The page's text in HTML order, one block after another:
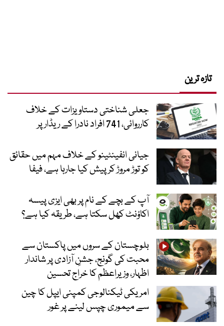
تازہ ترین
جعلی شناختی دستاویزات کے خلاف
کارروائی، 741 افراد نادرا کے ریڈار پر
جیانی انفینٹینو کے خلاف مہم میں حقائق
کو توڑ مروڑ کر پیش کیا جارہا ہے، فیفا
آپ کے بچے کے نام پر بھی ایزی پیسہ
اکاؤنٹ کھل سکتا ہے، طریقہ کیا ہے؟
بلوچستان کے سروں میں پاکستان سے
محبت کی گونج، جشنِ آزادی پر شاندار
اظہار، وزیراعظم کا خراج تحسین
امریکی ٹیکنالوجی کمپنی ایپل کا چین
سے میموری چپس لینے پر غور